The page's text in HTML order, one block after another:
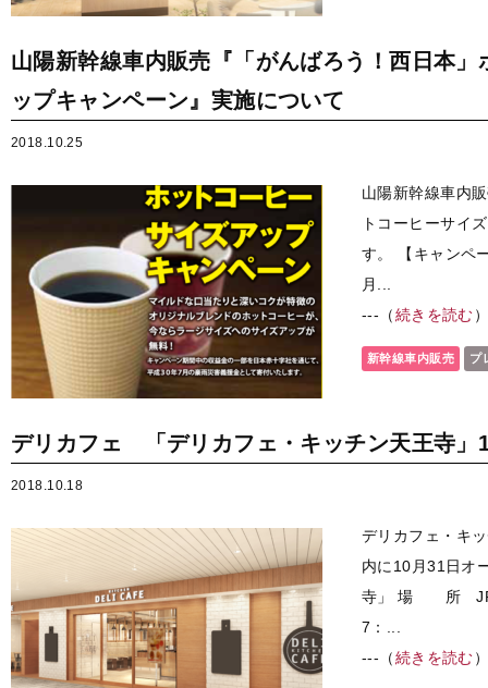
山陽新幹線車内販売『「がんばろう！西日本
ップキャンペーン』実施について
2018.10.25
山陽新幹線車内
トコーヒーサイ
す。 【キャンペ
月...
---（続きを読む
新幹線車内販売 プ
デリカフェ 「デリカフェ・キッチン天王寺」
2018.10.18
デリカフェ・キ
内に10月31日オ
寺」 場 所 JR
7：...
---（続きを読む